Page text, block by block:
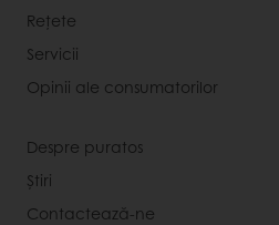
Rețete
Servicii
Opinii ale consumatorilor
Despre puratos
Știri
Contactează-ne